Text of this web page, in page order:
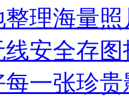
理海量
线安全存
一张珍